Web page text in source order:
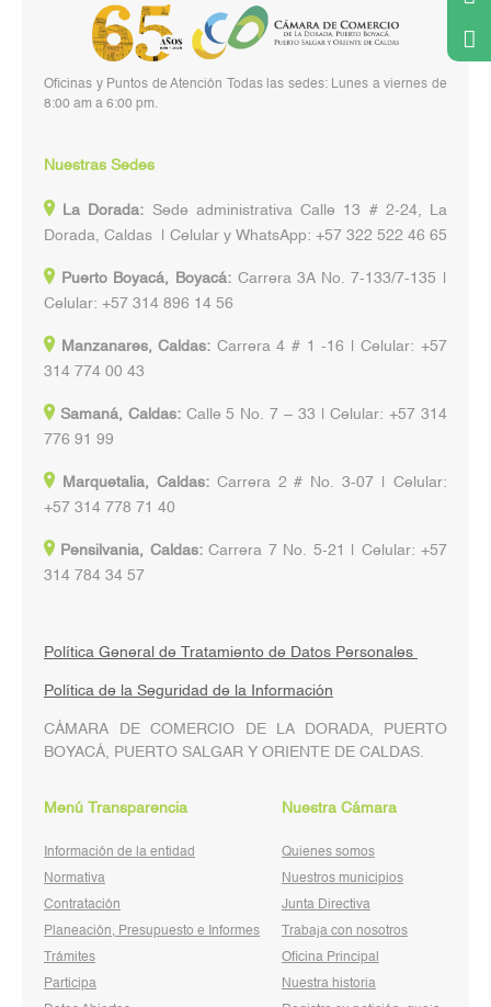
Oficinas y Puntos de Atención Todas las sedes: Lunes a viernes de
8:00 am a 6:00 pm.
Nuestras Sedes
La Dorada: Sede administrativa Calle 13 # 2-24, La
Dorada, Caldas | Celular y WhatsApp: +57 322 522 46 65
Puerto Boyacá, Boyacá:Carrera 3A No. 7-133/7-135 |
Celular: +57 314 896 14 56
Manzanares, Caldas: Carrera 4 # 1 -16 | Celular: +57
314 774 00 43
Samaná, Caldas: Calle 5 No. 7 – 33 | Celular: +57 314
776 91 99
Marquetalia, Caldas:Carrera 2 # No. 3-07 | Celular:
+57 314 778 71 40
Pensilvania, Caldas:Carrera 7 No. 5-21 | Celular: +57
314 784 34 57
Política General de Tratamiento de Datos Personales
Política de la Seguridad de la Información
CÁMARA DE COMERCIO DE LA DORADA, PUERTO
BOYACÁ, PUERTO SALGAR Y ORIENTE DE CALDAS.
Menú Transparencia
Información de la entidad
Normativa
Contratación
Planeación, Presupuesto e Informes
Trámites
Participa
Nuestra Cámara
Quienes somos
Nuestros municipios
Junta Directiva
Trabaja con nosotros
Oficina Principal
Nuestra historia